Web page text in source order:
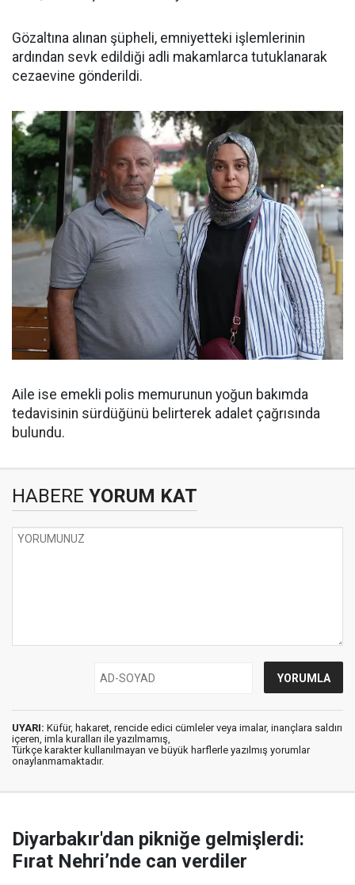
Gözaltına alınan şüpheli, emniyetteki işlemlerinin
ardından sevk edildiği adli makamlarca tutuklanarak
cezaevine gönderildi.
Aile ise emekli polis memurunun yoğun bakımda
tedavisinin sürdüğünü belirterek adalet çağrısında
bulundu.
HABERE YORUM KAT
UYARI: Küfür, hakaret, rencide edici cümleler veya imalar, inançlara saldırı
içeren, imla kuralları ile yazılmamış,
Türkçe karakter kullanılmayan ve büyük harflerle yazılmış yorumlar
onaylanmamaktadır.
Diyarbakır'dan pikniğe gelmişlerdi:
Fırat Nehri’nde can verdiler